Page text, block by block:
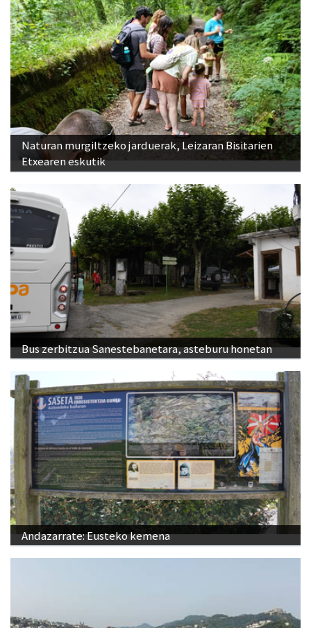
Naturan murgiltzeko jarduerak, Leizaran Bisitarien
Etxearen eskutik
Bus zerbitzua Sanestebanetara, asteburu honetan
Andazarrate: Eusteko kemena